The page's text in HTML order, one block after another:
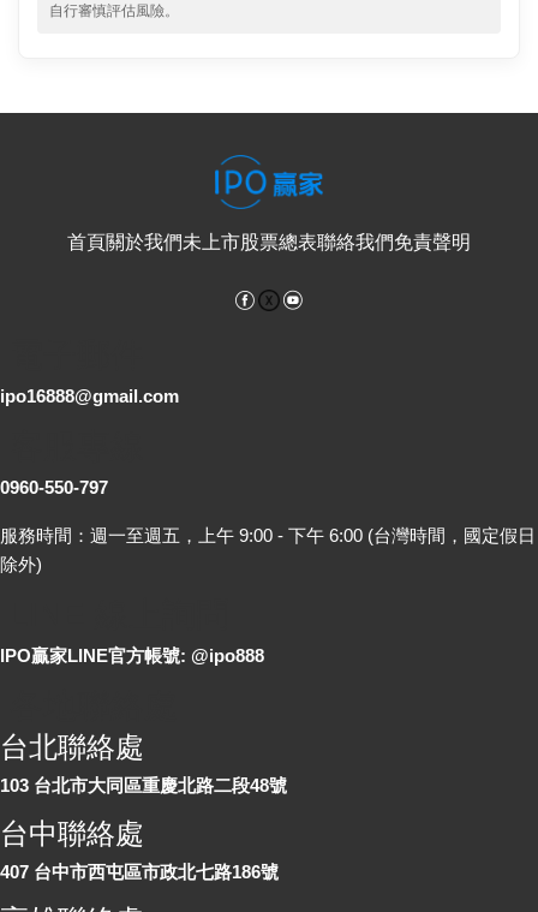
自行審慎評估風險。
首頁關於我們未上市股票總表聯絡我們免責聲明
Facebook
ipo16888@gmail.com
0960-550-797
服務時間：週一至週五，上午 9:00 - 下午 6:00 (台灣時間，國定假日
除外)
IPO贏家LINE官方帳號: @ipo888
台北聯絡處
103 台北市大同區重慶北路二段48號
台中聯絡處
407 台中市西屯區市政北七路186號